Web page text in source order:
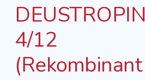
DEUSTROPIN
4/12
(Rekombinant